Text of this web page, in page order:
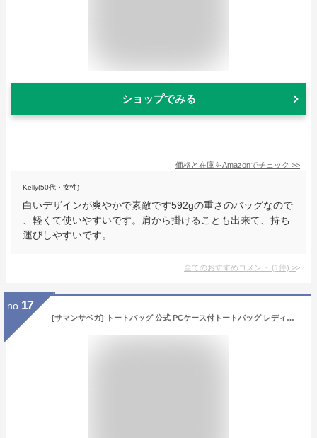
ショップでみる
価格と在庫をAmazonでチェック >>
Kelly(50代・女性)
白いデザインが爽やかで素敵です592gの重さのバッグなので
、軽くて使いやすいです。肩から掛けることも出来て、持ち
運びしやすいです。
全てのおすすめコメント (1件) >
no. 17
[サマンサベガ] トートバッグ 公式 PCケース付トートバッグ レディース 72210130021 ライトグレー